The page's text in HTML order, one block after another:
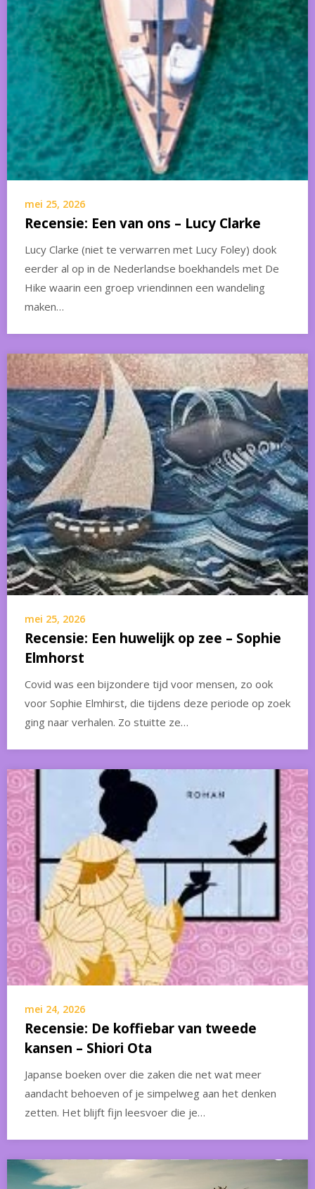
mei 25, 2026
Recensie: Een van ons – Lucy Clarke
Lucy Clarke (niet te verwarren met Lucy Foley) dook
eerder al op in de Nederlandse boekhandels met De
Hike waarin een groep vriendinnen een wandeling
maken…
mei 25, 2026
Recensie: Een huwelijk op zee – Sophie
Elmhorst
Covid was een bijzondere tijd voor mensen, zo ook
voor Sophie Elmhirst, die tijdens deze periode op zoek
ging naar verhalen. Zo stuitte ze…
mei 24, 2026
Recensie: De koffiebar van tweede
kansen – Shiori Ota
Japanse boeken over die zaken die net wat meer
aandacht behoeven of je simpelweg aan het denken
zetten. Het blijft fijn leesvoer die je…